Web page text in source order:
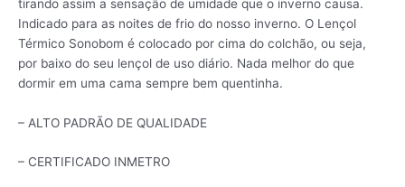
tirando assim a sensação de umidade que o inverno causa.
Indicado para as noites de frio do nosso inverno. O Lençol
Térmico Sonobom é colocado por cima do colchão, ou seja,
por baixo do seu lençol de uso diário. Nada melhor do que
dormir em uma cama sempre bem quentinha.
– ALTO PADRÃO DE QUALIDADE
– CERTIFICADO INMETRO